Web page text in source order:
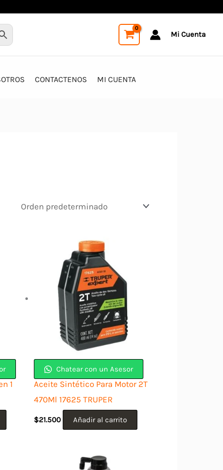
Mi Cuenta
CONTACTENOS MI CUENTA
1
Chatear con un Asesor
Aceite Sintético Para Motor 2T
470Ml 17625 TRUPER
$21.500 Añadir al carrito